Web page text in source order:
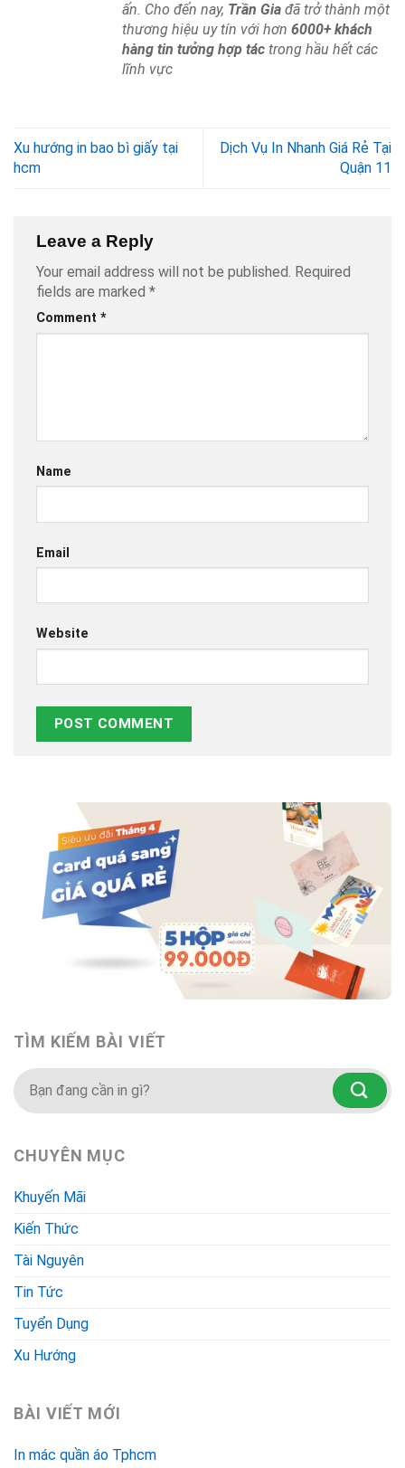
ấn. Cho đến nay, Trần Gia đã trở thành một
thương hiệu uy tín với hơn 6000+ khách
hàng tin tưởng hợp tác trong hầu hết các
lĩnh vực
Xu hướng in bao bì giấy tại
hcm
Dịch Vụ In Nhanh Giá Rẻ Tại
Quận 11
Leave a Reply
Your email address will not be published. Required
fields are marked *
Comment *
Name
Email
Website
TÌM KIẾM BÀI VIẾT
CHUYÊN MỤC
Khuyến Mãi
Kiến Thức
Tài Nguyên
Tin Tức
Tuyển Dụng
Xu Hướng
BÀI VIẾT MỚI
In mác quần áo Tphcm